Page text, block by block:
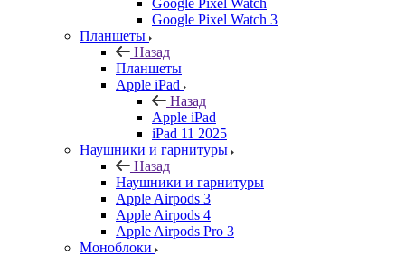
Google Pixel Watch
Google Pixel Watch 3
Планшеты
Назад
Планшеты
Apple iPad
Назад
Apple iPad
iPad 11 2025
Наушники и гарнитуры
Назад
Наушники и гарнитуры
Apple Airpods 3
Apple Airpods 4
Apple Airpods Pro 3
Моноблоки